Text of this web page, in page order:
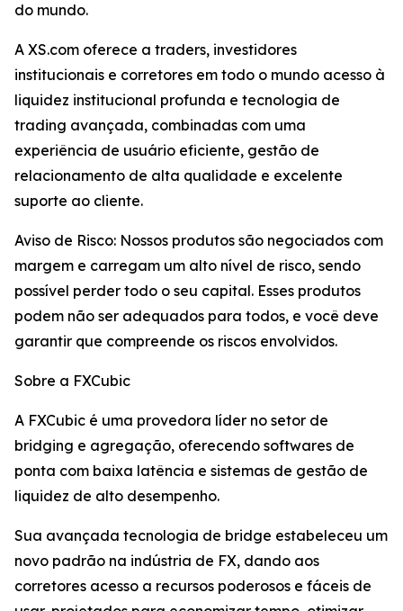
do mundo.
A XS.com oferece a traders, investidores
institucionais e corretores em todo o mundo acesso à
liquidez institucional profunda e tecnologia de
trading avançada, combinadas com uma
experiência de usuário eficiente, gestão de
relacionamento de alta qualidade e excelente
suporte ao cliente.
Aviso de Risco: Nossos produtos são negociados com
margem e carregam um alto nível de risco, sendo
possível perder todo o seu capital. Esses produtos
podem não ser adequados para todos, e você deve
garantir que compreende os riscos envolvidos.
Sobre a FXCubic
A FXCubic é uma provedora líder no setor de
bridging e agregação, oferecendo softwares de
ponta com baixa latência e sistemas de gestão de
liquidez de alto desempenho.
Sua avançada tecnologia de bridge estabeleceu um
novo padrão na indústria de FX, dando aos
corretores acesso a recursos poderosos e fáceis de